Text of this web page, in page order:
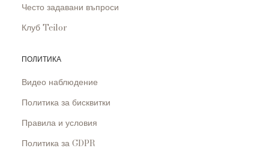
Често задавани въпроси
Клуб Teilor
ПОЛИТИКА
Видео наблюдение
Политика за бисквитки
Правила и условия
Политика за GDPR